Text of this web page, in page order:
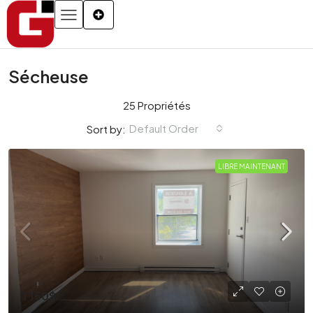
Sécheuse
25 Propriétés
Sort by: Default Order
LIBRE MAINTENANT
1 150$